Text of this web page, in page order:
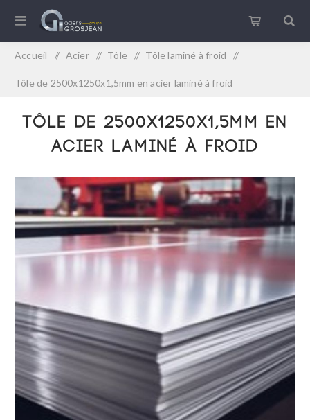
Accueil / Acier / Tôle / Tôle laminé à froid /
Tôle de 2500x1250x1,5mm en acier laminé à froid
Tôle de 2500x1250x1,5mm en
acier laminé à froid